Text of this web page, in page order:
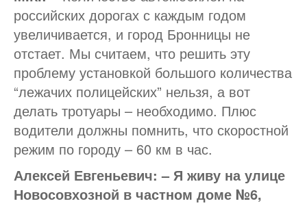
российских дорогах с каждым годом
увеличивается, и город Бронницы не
отстает. Мы считаем, что решить эту
проблему установкой большого количества
“лежачих полицейских” нельзя, а вот
делать тротуары – необходимо. Плюс
водители должны помнить, что скоростной
режим по городу – 60 км в час.
Алексей Евгеньевич: – Я живу на улице
Новосовхозной в частном доме №6,